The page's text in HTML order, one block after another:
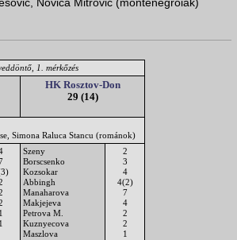
Novica Mitrović (montenegróiak)
1. mérkőzés
HK Rosztov-Don
29 (14)
Simona Raluca Stancu (románok)
1
1
Szeny
Borscsenko
Kozsokar
Abbingh
Manaharova
Makjejeva
Petrova M.
Kuznyecova
Maszlova
2
3
4
4(2)
7
4
2
2
1